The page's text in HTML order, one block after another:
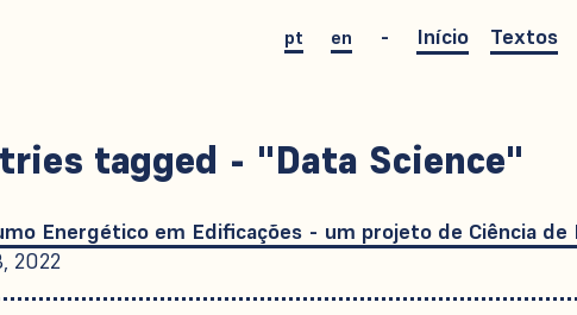
pt en Início Textos
tagged - "Data Science"
Energético em Edificações - um projeto de Ciência de
2022